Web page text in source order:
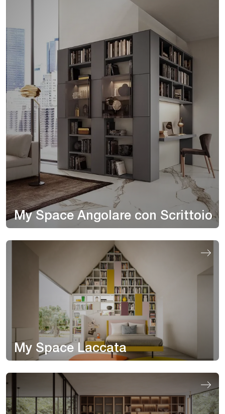
My Space Angolare con Scrittoio
My Space Laccata